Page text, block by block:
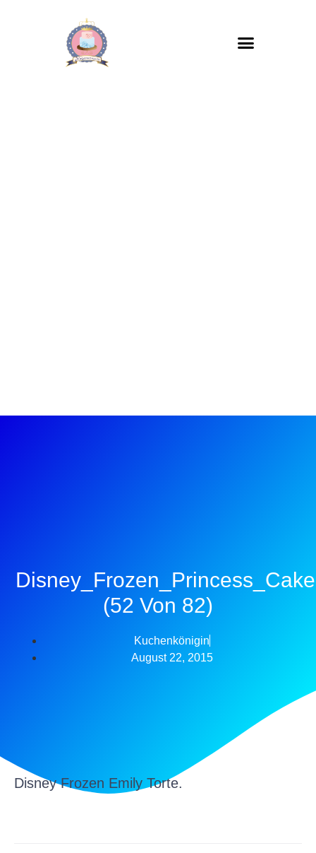
Disney_Frozen_Princess_Cake
(52 Von 82)
Kuchenkönigin
August 22, 2015
Disney Frozen Emily Torte.